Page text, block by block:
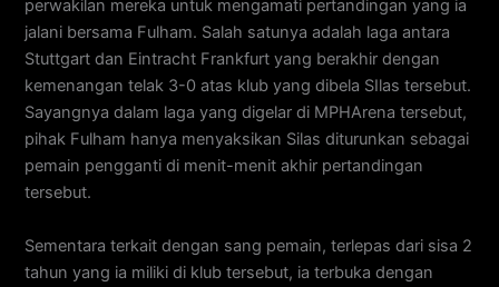
perwakilan mereka untuk mengamati pertandingan yang ia
jalani bersama Fulham. Salah satunya adalah laga antara
Stuttgart dan Eintracht Frankfurt yang berakhir dengan
kemenangan telak 3-0 atas klub yang dibela SIlas tersebut.
Sayangnya dalam laga yang digelar di MPHArena tersebut,
pihak Fulham hanya menyaksikan Silas diturunkan sebagai
pemain pengganti di menit-menit akhir pertandingan
tersebut.
Sementara terkait dengan sang pemain, terlepas dari sisa 2
tahun yang ia miliki di klub tersebut, ia terbuka dengan